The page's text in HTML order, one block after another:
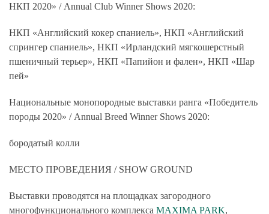
НКП 2020» / Annual Club Winner Shows 2020:
НКП «Английский кокер спаниель», НКП «Английский
спрингер спаниель», НКП «Ирландский мягкошерстный
пшеничный терьер», НКП «Папийон и фален», НКП «Шар
пей»
Национальные монопородные выставки ранга «Победитель
породы 2020» / Annual Breed Winner Shows 2020:
бородатый колли
МЕСТО ПРОВЕДЕНИЯ / SHOW GROUND
Выставки проводятся на площадках загородного
многофункционального комплекса MAXIMA PARK,